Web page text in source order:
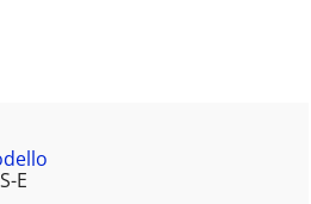
E